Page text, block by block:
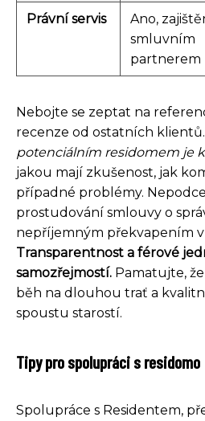
Právní servis
Ano,
smluvním
partnerem
Nebojte se zeptat na
recenze od ostatních klientů.
potenciálním residomem je
jakou mají zkušenost, jak
případné problémy.
prostudování smlouvy o
nepříjemným překvapením
Transparentnost a férové
samozřejmostí. Pamatujte,
běh na dlouhou trať a
spoustu starostí.
Tipy pro spolupráci s residomo
Spolupráce s Residentem,